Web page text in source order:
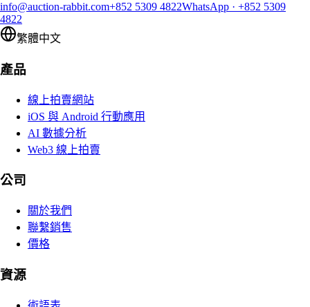
info@auction-rabbit.com+852 5309 4822WhatsApp · +852 5309
4822
繁體中文
產品
線上拍賣網站
iOS 與 Android 行動應用
AI 數據分析
Web3 線上拍賣
公司
關於我們
聯繫銷售
價格
資源